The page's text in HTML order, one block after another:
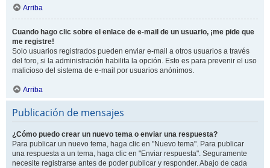
Arriba
Cuando hago clic sobre el enlace de e-mail de un usuario, ¡me pide que
me registre!
Solo usuarios registrados pueden enviar e-mail a otros usuarios a través
del foro, si la administración habilita la opción. Esto es para prevenir el uso
malicioso del sistema de e-mail por usuarios anónimos.
Arriba
Publicación de mensajes
¿Cómo puedo crear un nuevo tema o enviar una respuesta?
Para publicar un nuevo tema, haga clic en "Nuevo tema". Para publicar
una respuesta a un tema, haga clic en "Enviar respuesta". Seguramente
necesite registrarse antes de poder publicar y responder. Abajo de cada